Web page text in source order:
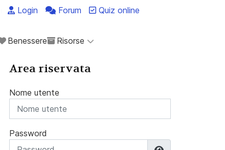
Login Forum Quiz online
Benessere Risorse
Area riservata
Nome utente
Password